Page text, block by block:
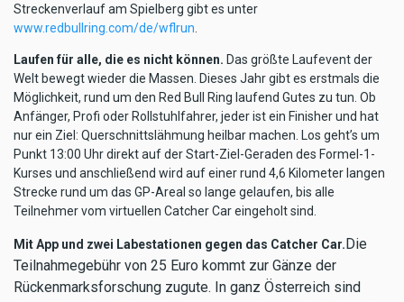
Streckenverlauf am Spielberg gibt es unter
www.redbullring.com/de/wflrun
Laufen für alle, die es nicht können. Das größte Laufevent der
Welt bewegt wieder die Massen. Dieses Jahr gibt es erstmals die
Möglichkeit, rund um den Red Bull Ring laufend Gutes zu tun. Ob
Anfänger, Profi oder Rollstuhlfahrer, jeder ist ein Finisher und hat
nur ein Ziel: Querschnittslähmung heilbar machen. Los geht’s um
Punkt 13:00 Uhr direkt auf der Start-Ziel-Geraden des Formel-1-
Kurses und anschließend wird auf einer rund 4,6 Kilometer langen
Strecke rund um das GP-Areal so lange gelaufen, bis alle
Teilnehmer vom virtuellen Catcher Car eingeholt sind.
Mit App und zwei Labestationen gegen das Catcher Car.Die
Teilnahmegebühr von 25 Euro kommt zur Gänze der
Rückenmarksforschung zugute. In ganz Österreich sind